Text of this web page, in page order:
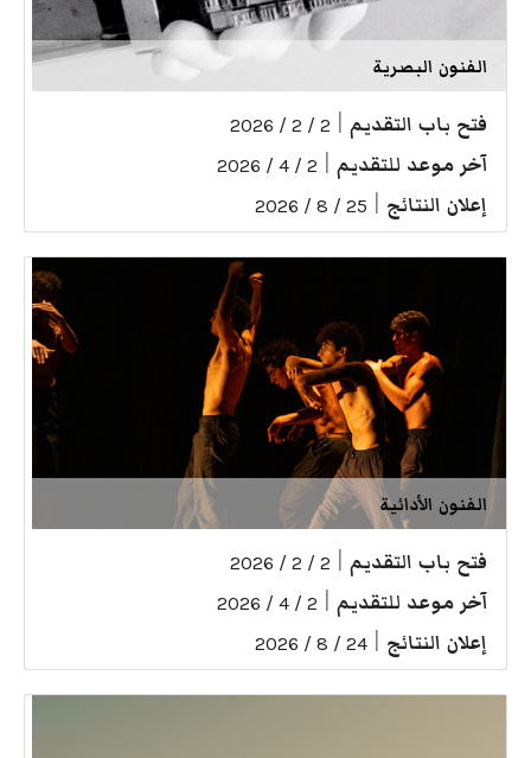
الفنون البصرية
فتح باب التقديم 2 / 2 / 2026
آخر موعد للتقديم 2 / 4 / 2026
إعلان النتائج 25 / 8 / 2026
الفنون الأدائية
فتح باب التقديم 2 / 2 / 2026
آخر موعد للتقديم 2 / 4 / 2026
إعلان النتائج 24 / 8 / 2026